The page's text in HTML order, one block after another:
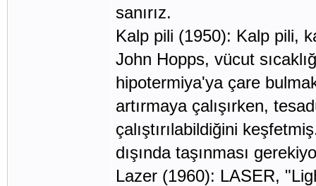
sanırız.
Kalp pili (1950): Kalp pili,
John Hopps, vücut
hipotermiya'ya çare
artırmaya çalışırken,
çalıştırılabildiğini
dışında taşınması
Lazer (1960): LASER,